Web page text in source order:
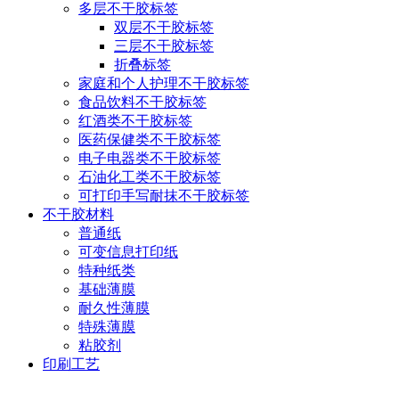
多层不干胶标签
双层不干胶标签
三层不干胶标签
折叠标签
家庭和个人护理不干胶标签
食品饮料不干胶标签
红酒类不干胶标签
医药保健类不干胶标签
电子电器类不干胶标签
石油化工类不干胶标签
可打印手写耐抹不干胶标签
不干胶材料
普通纸
可变信息打印纸
特种纸类
基础薄膜
耐久性薄膜
特殊薄膜
粘胶剂
印刷工艺